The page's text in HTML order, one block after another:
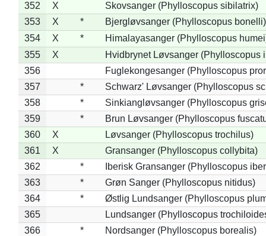
352
X
Skovsanger (Phylloscopus sibilatrix)
353
X *
Bjergløvsanger (Phylloscopus bonelli)
354
X *
Himalayasanger (Phylloscopus
355
X
Hvidbrynet Løvsanger (Phylloscopus
356
Fuglekongesanger (Phylloscopus
357
*
Schwarz' Løvsanger (Phylloscopus
358
*
Sinkiangløvsanger (Phylloscopus
359
*
Brun Løvsanger (Phylloscopus
360
X
Løvsanger (Phylloscopus trochilus)
361
X
Gransanger (Phylloscopus collybita)
362
*
Iberisk Gransanger (Phylloscopus
363
*
Grøn Sanger (Phylloscopus nitidus)
364
*
Østlig Lundsanger (Phylloscopus
365
Lundsanger (Phylloscopus
366
* Nordsanger (Phylloscopus borealis)